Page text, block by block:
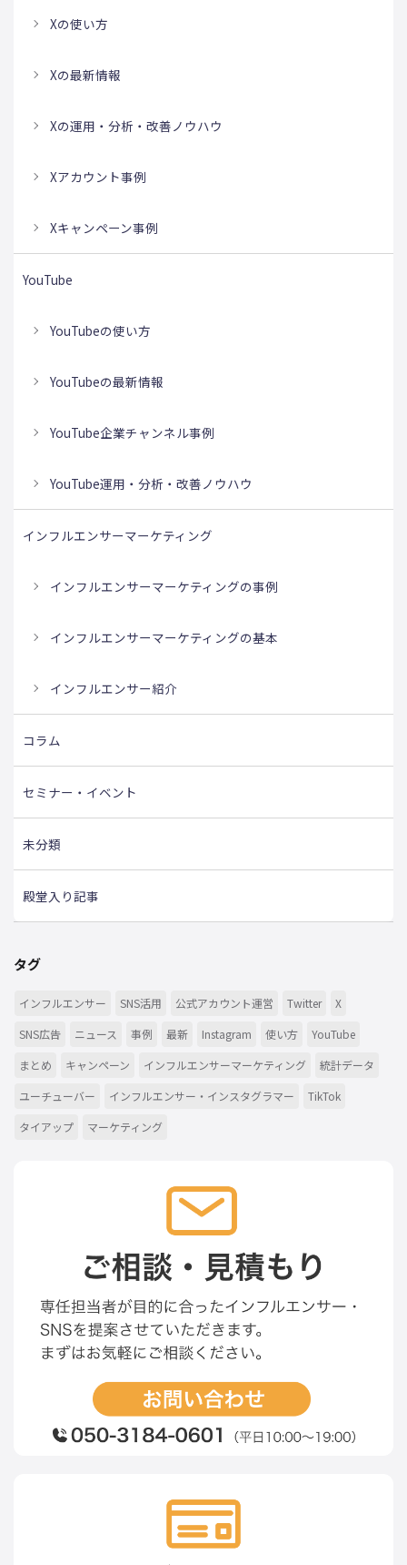
Xの使い方
Xの最新情報
Xの運用・分析・改善ノウハウ
Xアカウント事例
Xキャンペーン事例
YouTube
YouTubeの使い方
YouTubeの最新情報
YouTube企業チャンネル事例
YouTube運用・分析・改善ノウハウ
インフルエンサーマーケティング
インフルエンサーマーケティングの事例
インフルエンサーマーケティングの基本
インフルエンサー紹介
コラム
セミナー・イベント
未分類
殿堂入り記事
タグ
インフルエンサー SNS活用 公式アカウント運営 Twitter
X
SNS広告
ニュース 事例 最新 Instagram 使い方
YouTube
まとめ
キャンペーン インフルエンサーマーケティング
統計データ
ユーチューバー
インフルエンサー・インスタグラマー
TikTok
タイアップ
マーケティング